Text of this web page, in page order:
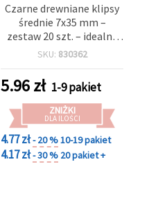
Czarne drewniane klipsy
średnie 7x35 mm –
zestaw 20 szt. – idealne
do rękodzieła, ekspozycji
prezentów
SKU: 830362
5.96zł 1-9 pakiet
ZNIŻKI
DLA ILOŚCI
4.77 zł- 20 %10-19 pakiet
4.17 zł- 30 % 20 pakiet +